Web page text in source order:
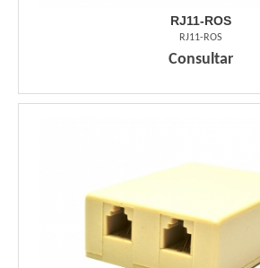
RJ11-ROS
RJ11-ROS
Consultar